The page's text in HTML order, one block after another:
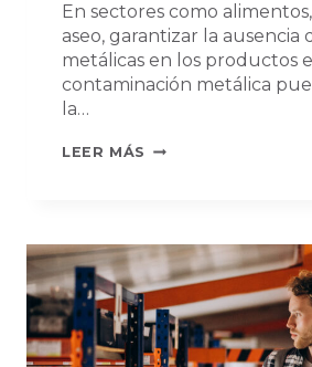
En sectores como
aseo, garantizar la ausencia
metálicas en los productos
contaminación metálica
la…
LEER MÁS DETECTORES
Y
CALIDAD
EN
LA
INDUSTRIA